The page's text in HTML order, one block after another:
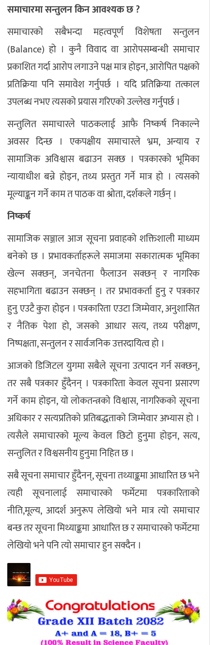
समाचारमा सन्तुलन किन आवश्यक छ ?
समाचारको सबैभन्दा महत्वपूर्ण विशेषता सन्तुलन
(Balance) हो । कुनै विवाद वा आरोपसम्बन्धी समाचार
प्रकाशित गर्दा आरोप लगाउने पक्ष मात्र होइन, आरोपित पक्षको
प्रतिक्रिया पनि समावेश गर्नुपर्छ । यदि प्रतिक्रिया तत्काल
उपलब्ध नभए त्यसको प्रयास गरिएको उल्लेख गर्नुपर्छ ।
सन्तुलित समाचारले पाठकलाई आफै निष्कर्ष निकाल्ने
अवसर दिन्छ । एकपक्षीय समाचारले भ्रम, अन्याय र
सामाजिक अविश्वास बढाउन सक्छ । पत्रकारको भूमिका
न्यायाधीश बन्ने होइन, तथ्य प्रस्तुत गर्ने मात्र हो । त्यसको
मूल्याङ्कन गर्ने काम त पाठक वा श्रोता, दर्शकले गर्छन् ।
निष्कर्ष
सामाजिक सञ्जाल आज सूचना प्रवाहको शक्तिशाली माध्यम
बनेको छ । प्रभावकर्ताहरूले समाजमा सकारात्मक भूमिका
खेल्न सक्छन्, जनचेतना फैलाउन सक्छन् र नागरिक
सहभागिता बढाउन सक्छन् । तर प्रभावकर्ता हुनु र पत्रकार
हुनु एउटै कुरा होइन । पत्रकारिता एउटा जिम्मेवार, अनुशासित
र नैतिक पेशा हो, जसको आधार सत्य, तथ्य परीक्षण,
निष्पक्षता, सन्तुलन र सार्वजनिक उत्तरदायित्व हो ।
आजको डिजिटल युगमा सबैले सूचना उत्पादन गर्न सक्छन्,
तर सबै पत्रकार हुँदैनन् । पत्रकारिता केवल सूचना प्रसारण
गर्ने काम होइन, यो लोकतन्त्रको विश्वास, नागरिकको सूचना
अधिकार र सत्यप्रतिको प्रतिबद्धताको जिम्मेवार अभ्यास हो ।
त्यसैले समाचारको मूल्य केवल छिटो हुनुमा होइन, सत्य,
सन्तुलित र विश्वसनीय हुनुमा निहित छ ।
सबै सूचना समाचार हुँदैनन्, सूचना तथ्याङ्कमा आधारित छ भने
त्यही सूचनालाई समाचारको फर्मेटमा पत्रकारिताको
नीति,मूल्य, आदर्श अनुरूप लेखियो भने मात्र त्यो समाचार
बन्छ तर सूचना मिथ्याङ्कमा आधारित छ र समाचारको फर्मेटमा
लेखियो भने पनि त्यो समाचार हुन सक्दैन ।